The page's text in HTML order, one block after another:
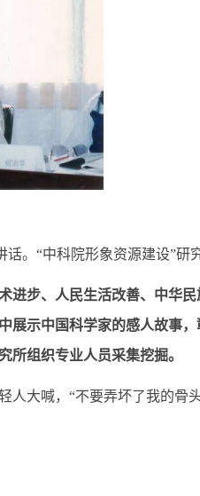
。“中科院形象资源建设”研
进步、人民生活改善、中华
展示中国科学家的感人故事
所组织专业人员采集挖掘。
大喊，“不要弄坏了我的骨